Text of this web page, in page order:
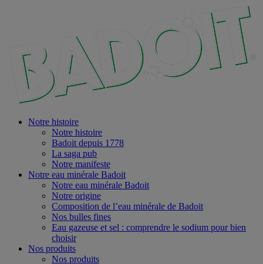
Notre histoire
Notre histoire
Badoit depuis 1778
La saga pub
Notre manifeste
Notre eau minérale Badoit
Notre eau minérale Badoit
Notre origine
Composition de l’eau minérale de Badoit
Nos bulles fines
Eau gazeuse et sel : comprendre le sodium pour bien
choisir
Nos produits
Nos produits